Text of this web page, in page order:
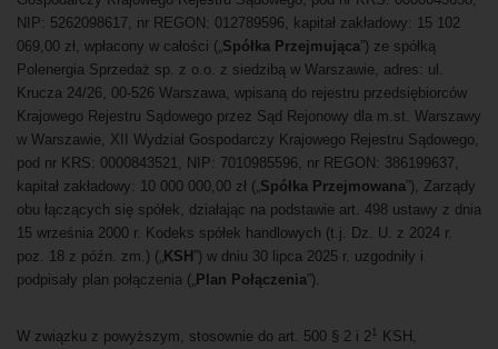
NIP: 5262098617, nr REGON: 012789596, kapitał zakładowy: 15 102
069,00 zł, wpłacony w całości („ Spółka Przejmująca”) ze spółką
Polenergia Sprzedaż sp. z o.o. z siedzibą w Warszawie, adres: ul.
Krucza 24/26, 00-526 Warszawa, wpisaną do rejestru przedsiębiorców
Krajowego Rejestru Sądowego przez Sąd Rejonowy dla m.st. Warszawy
w Warszawie, XII Wydział Gospodarczy Krajowego Rejestru Sądowego,
pod nr KRS: 0000843521, NIP: 7010985596, nr REGON: 386199637,
kapitał zakładowy: 10 000 000,00 zł („ Spółka Przejmowana”), Zarządy
obu łączących się spółek, działając na podstawie art. 498 ustawy z dnia
15 września 2000 r. Kodeks spółek handlowych (t.j. Dz. U. z 2024 r.
poz. 18 z późn. zm.) („ KSH”) w dniu 30 lipca 2025 r. uzgodniły i
podpisały plan połączenia („ Plan Połączenia”).
W związku z powyższym, stosownie do art. 500 § 2 i 21
KSH,